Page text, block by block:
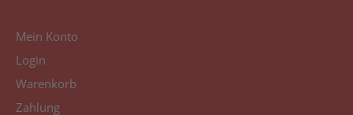
Mein Konto
Login
Warenkorb
Zahlung